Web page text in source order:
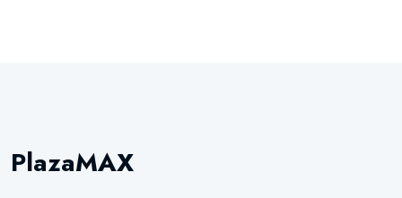
PlazaMAX